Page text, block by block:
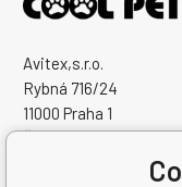
Avitex,s.r.o.
Rybná 716/24
11000 Praha 1
Česká Republika